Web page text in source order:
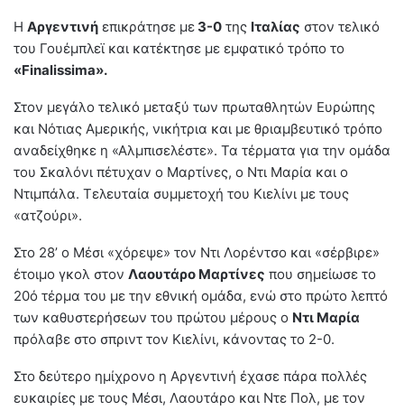
Η Αργεντινή επικράτησε με 3-0 της Ιταλίας στον τελικό
του Γουέμπλεϊ και κατέκτησε με εμφατικό τρόπο το
«Finalissima».
Στον μεγάλο τελικό μεταξύ των πρωταθλητών Ευρώπης
και Νότιας Αμερικής, νικήτρια και με θριαμβευτικό τρόπο
αναδείχθηκε η «Αλμπισελέστε». Τα τέρματα για την ομάδα
του Σκαλόνι πέτυχαν ο Μαρτίνες, ο Ντι Μαρία και ο
Ντιμπάλα. Τελευταία συμμετοχή του Κιελίνι με τους
«ατζούρι».
Στο 28’ ο Μέσι «χόρεψε» τον Ντι Λορέντσο και «σέρβιρε»
έτοιμο γκολ στον Λαουτάρο Μαρτίνες που σημείωσε το
20ό τέρμα του με την εθνική ομάδα, ενώ στο πρώτο λεπτό
των καθυστερήσεων του πρώτου μέρους ο Ντι Μαρία
πρόλαβε στο σπριντ τον Κιελίνι, κάνοντας το 2-0.
Στο δεύτερο ημίχρονο η Αργεντινή έχασε πάρα πολλές
ευκαιρίες με τους Μέσι, Λαουτάρο και Ντε Πολ, με τον